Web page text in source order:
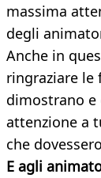
massima
degli
Anche in
ringraziare le
dimostrano e
attenzione a
che
E agli